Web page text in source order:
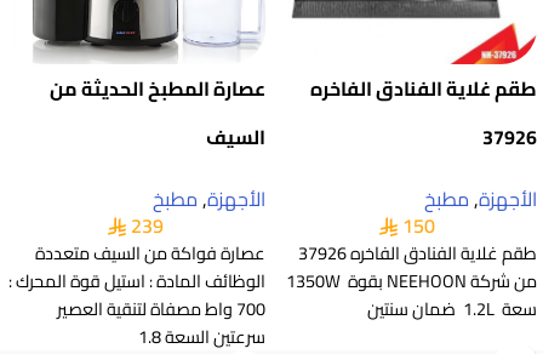
طقم غلاية الفنادق الفاخره
37926
الأجهزة,مطبخ
150
طقم غلاية الفنادق الفاخره 37926
من شركة NEEHOON بقوة 1350W
سعة 1.2L ضمان سنتين
عصارة المطبخ الحديثة من
السيف
الأجهزة,مطبخ
239
عصارة فواكة من السيف متعددة
الوظائف المادة : استيل قوة المحرك :
700 واط مصفاة لتنقية العصير
سرعتين السعة 1.8